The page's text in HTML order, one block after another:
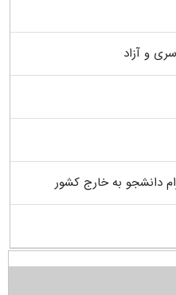
و آزاد
دانشجو به خارج کشور